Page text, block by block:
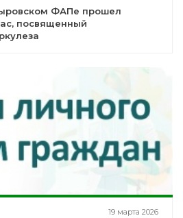
ФАПе прошел
посвященный
19 марта 2026